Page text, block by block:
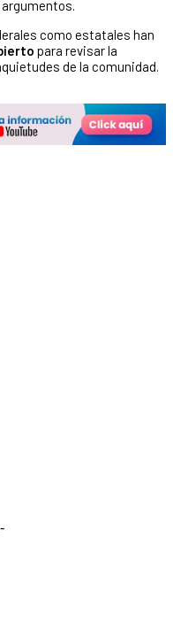
como estatales han
para revisar la
de la comunidad.